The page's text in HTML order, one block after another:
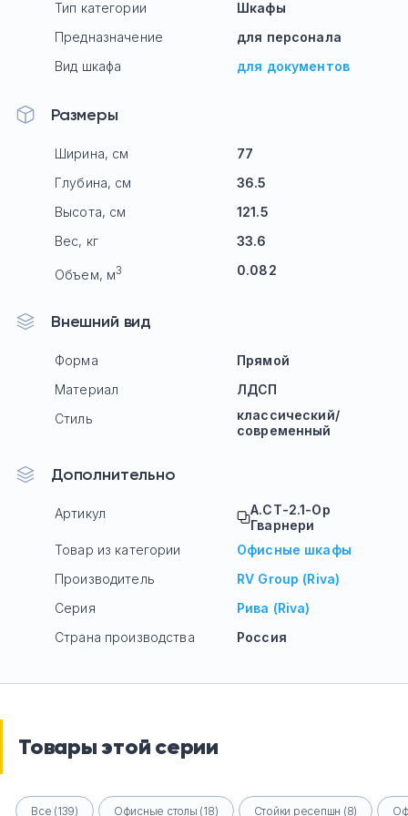
Тип категории
Шкафы
Предназначение
для персонала
Вид шкафа
для документов
Размеры
Ширина, см
77
Глубина, см
36.5
Высота, см
121.5
Вес, кг
33.6
Объем, м3 0.082
Внешний вид
Форма
Прямой
Материал
ЛДСП
Стиль
классический/
современный
Дополнительно
Артикул
А.СТ-2.1-Ор
Гварнери
Товар из категории
Офисные шкафы
Производитель
RV Group (Riva)
Серия
Рива (Riva)
Страна производства
Россия
Товары этой серии
Все (139) Офисные столы (18) Стойки ресепшн (8)